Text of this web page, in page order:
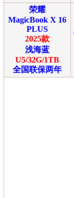
荣耀
MagicBook X 16
PLUS
2025款
浅海蓝
U5/32G/1TB
全国联保两年